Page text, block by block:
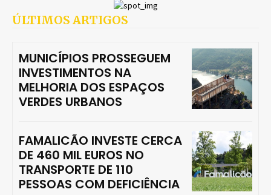
ÚLTIMOS ARTIGOS
MUNICÍPIOS PROSSEGUEM
INVESTIMENTOS NA
MELHORIA DOS ESPAÇOS
VERDES URBANOS
FAMALICÃO INVESTE CERCA
DE 460 MIL EUROS NO
TRANSPORTE DE 110
PESSOAS COM DEFICIÊNCIA